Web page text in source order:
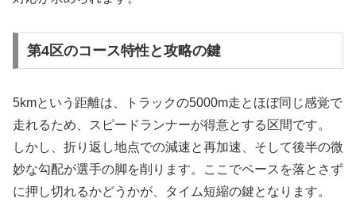
第4区のコース特性と攻略の鍵
5kmという距離は、トラックの5000m走とほぼ同じ感覚で
走れるため、スピードランナーが得意とする区間です。
しかし、折り返し地点での減速と再加速、そして後半の微
妙な勾配が選手の脚を削ります。ここでペースを落とさず
に押し切れるかどうかが、タイム短縮の鍵となります。